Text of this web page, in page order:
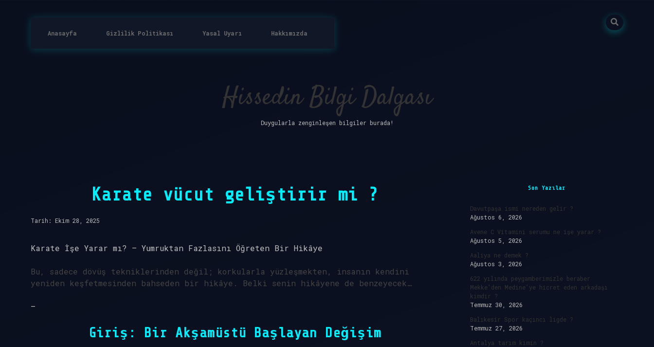
Anasayfa Gizlilik Politikası Yasal Uyarı Hakkımızda
Hissedin Bilgi Dalgası
Duygularla zenginleşen bilgiler burada!
Karate vücut geliştirir mi ?
Tarih: Ekim 28, 2025
Karate İşe Yarar mı? – Yumruktan Fazlasını Öğreten Bir Hikâye
Bu, sadece dövüş tekniklerinden değil; korkularla yüzleşmekten, insanın kendini
yeniden keşfetmesinden bahseden bir hikâye. Belki senin hikâyene de benzeyecek…
—
Giriş: Bir Akşamüstü Başlayan Değişim
SidebarSon Yazılar
Davutpaşa ismi nereden gelir ?
Ağustos 6, 2026
Avene C Vitamini serumu ne işe yarar ?
Ağustos 5, 2026
Aaliya ne demek ?
Ağustos 3, 2026
622 yılında peygamberimizle beraber
Mekke’den Medine’ye hicret eden arkadaşı
kimdir ?
Temmuz 30, 2026
Balıkesir Spor kaçıncı ligde ?
Temmuz 27, 2026
Antalya tarım kimin ?